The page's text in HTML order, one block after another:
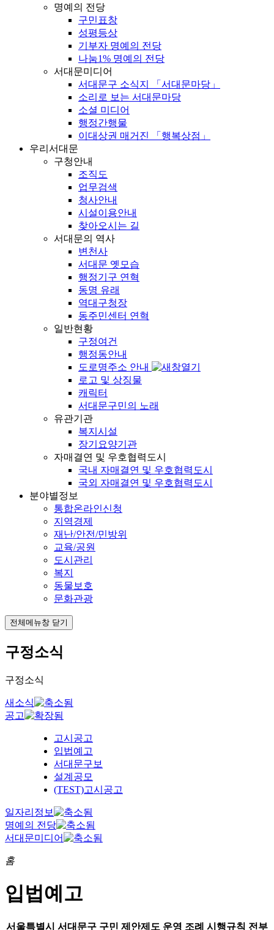
명예의 전당
구민표창
성평등상
기부자 명예의 전당
나눔1% 명예의 전당
서대문미디어
서대문구 소식지 「서대문마당」
소리로 보는 서대문마당
소셜 미디어
행정간행물
이대상권 매거진 「행복상점」
우리서대문
구청안내
조직도
업무검색
청사안내
시설이용안내
찾아오시는 길
서대문의 역사
변천사
서대문 옛모습
행정기구 연혁
동명 유래
역대구청장
동주민센터 연혁
일반현황
구정여건
행정동안내
도로명주소 안내
로고 및 상징물
캐릭터
서대문구민의 노래
유관기관
복지시설
장기요양기관
자매결연 및 우호협력도시
국내 자매결연 및 우호협력도시
국외 자매결연 및 우호협력도시
분야별정보
통합온라인신청
지역경제
재난/안전/민방위
교육/공원
도시관리
복지
동물보호
문화관광
전체메뉴창 닫기
구정소식
구정소식
새소식
공고
고시공고
입법예고
서대문구보
설계공모
(TEST)고시공고
일자리정보
명예의 전당
서대문미디어
홈
입법예고
서울특별시 서대문구 구민 제안제도 운영 조례 시행규칙 전부